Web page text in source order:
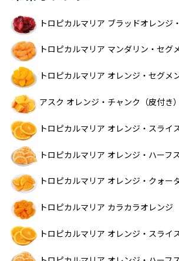
トロピカルマリア ブラッドオレンジ
トロピカルマリア マンダリン・セグ
トロピカルマリア オレンジ・セグメ
アスク オレンジ・チャンク（皮付き）
トロピカルマリア オレンジ・スライ
トロピカルマリア オレンジ・ハーフ
トロピカルマリア オレンジ・クォー
トロピカルマリア カラカラオレンジ
トロピカルマリア オレンジ・スライ